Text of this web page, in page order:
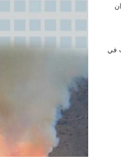
بحق (6) فتيات في